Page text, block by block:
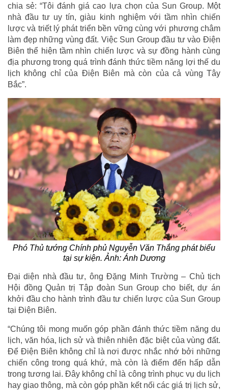
chia sẻ: “Tôi đánh giá cao lựa chọn của Sun Group. Một
nhà đầu tư uy tín, giàu kinh nghiệm với tầm nhìn chiến
lược và triết lý phát triển bền vững cùng với phương châm
làm đẹp những vùng đất. Việc Sun Group đầu tư vào Điện
Biên thể hiện tầm nhìn chiến lược và sự đồng hành cùng
địa phương trong quá trình đánh thức tiềm năng lợi thế du
lịch không chỉ của Điện Biên mà còn của cả vùng Tây
Bắc”.
Phó Thủ tướng Chính phủ Nguyễn Văn Thắng phát biểu
tại sự kiện. Ảnh: Ánh Dương
Đại diện nhà đầu tư, ông Đặng Minh Trường – Chủ tịch
Hội đồng Quản trị Tập đoàn Sun Group cho biết, dự án
khởi đầu cho hành trình đầu tư chiến lược của Sun Group
tại Điện Biên.
“Chúng tôi mong muốn góp phần đánh thức tiềm năng du
lịch, văn hóa, lịch sử và thiên nhiên đặc biệt của vùng đất.
Để Điện Biên không chỉ là nơi được nhắc nhớ bởi những
chiến công trong quá khứ, mà còn là điểm đến hấp dẫn
trong tương lai. Đây không chỉ là công trình phục vụ du lịch
hay giao thông, mà còn góp phần kết nối các giá trị lịch sử,